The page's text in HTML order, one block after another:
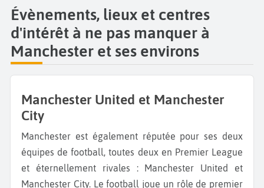
Évènements, lieux et centres
d'intérêt à ne pas manquer à
Manchester et ses environs
Manchester United et Manchester
City
Manchester est également réputée pour ses deux
équipes de football, toutes deux en Premier League
et éternellement rivales : Manchester United et
Manchester City. Le football joue un rôle de premier